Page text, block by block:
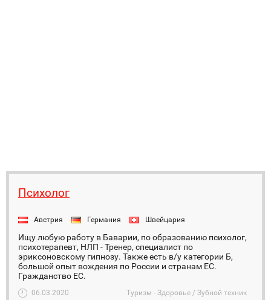
Психолог
Австрия Германия Швейцария
Ищу любую работу в Баварии, по образованию психолог,
психотерапевт, НЛП - Тренер, специалист по
эриксоновскому гипнозу. Также есть в/у категории Б,
большой опыт вождения по России и странам ЕС.
Гражданство ЕС.
06.03.2020 Туризм - Здоровье / Зубной техник